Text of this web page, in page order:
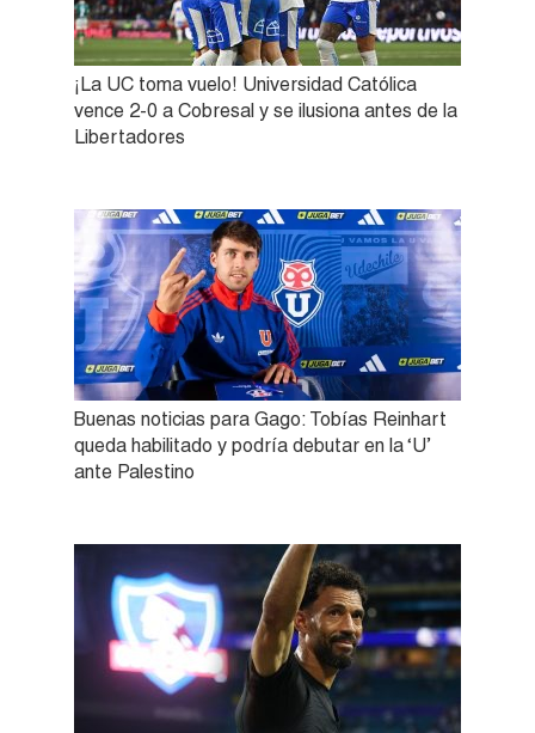
¡La UC toma vuelo! Universidad Católica
vence 2-0 a Cobresal y se ilusiona antes de la
Libertadores
Buenas noticias para Gago: Tobías Reinhart
queda habilitado y podría debutar en la ‘U’
ante Palestino